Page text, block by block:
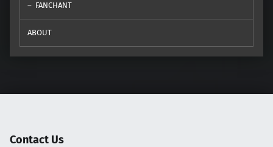
FANCHANT
ABOUT
Contact Us